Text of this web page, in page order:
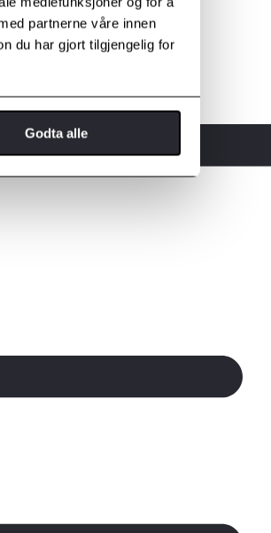
partnerne våre innen
du har gjort tilgjengelig for
Godta alle